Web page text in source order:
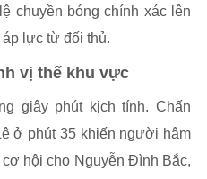
chuyền bóng chính xác lên
lực từ đối thủ.
vị thế khu vực
giây phút kịch tính. Chấn
ở phút 35 khiến người hâm
hội cho Nguyễn Đình Bắc,